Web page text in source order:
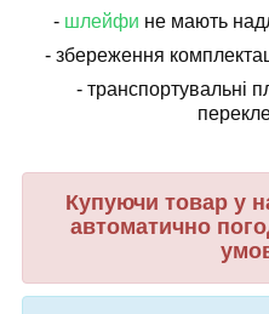
- шлейфи не мають
- збереження
- транспортувальні
Купуючи товар у
автоматично